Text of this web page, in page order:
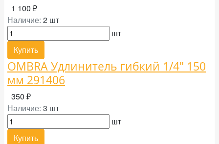
1 100 ₽
Наличие: 2 шт
шт
Купить
OMBRA Удлинитель гибкий 1/4" 150
мм 291406
350 ₽
Наличие: 3 шт
шт
Купить